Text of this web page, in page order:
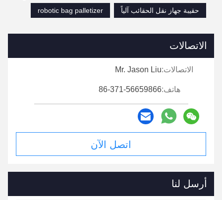
حقيبة جهاز نقل الحقائب آلياً
robotic bag palletizer
الاتصالات
الاتصالات:Mr. Jason Liu
هاتف:86-371-56659866
اتصل الآن
أرسل لنا